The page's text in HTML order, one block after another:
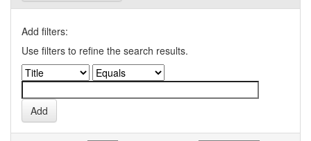
Add filters:
Use filters to refine the search results.